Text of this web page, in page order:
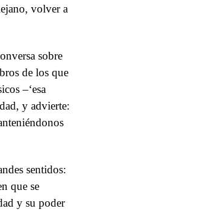
volver a
sobre
de los que
–‘esa
y advierte:
sentidos:
que se
y su poder